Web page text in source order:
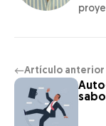
←Artículo anterior